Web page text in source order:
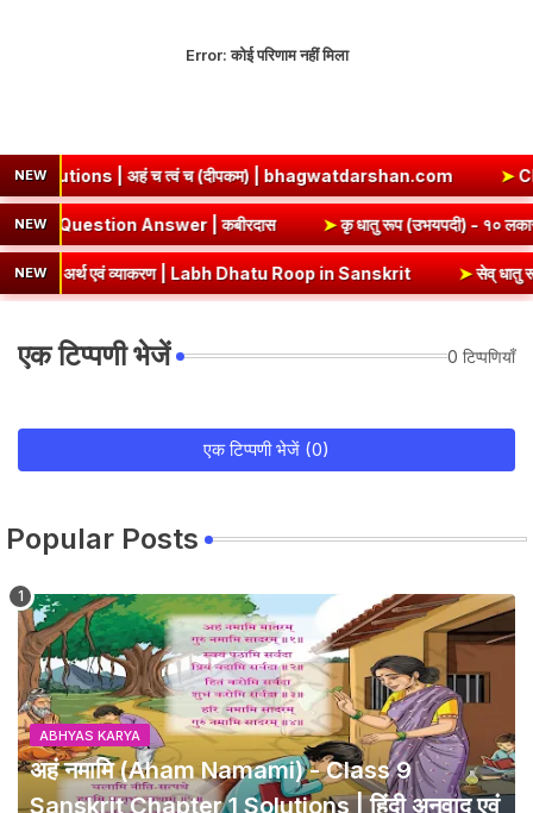
Error:कोई परिणाम नहीं मिला
NEW
च (दीपकम) | bhagwatdarshan.com ➤Class 6 Sanskrit
NEW 5 Summary & Question Answer | कबीरदास ➤कृ धातु
NEW | Labh Dhatu Roop in Sanskrit ➤सेव् धातु रूप - १० लकार,
एक टिप्पणी भेजें 0 टिप्पणियाँ
एक टिप्पणी भेजें (0)
Popular Posts
ABHYAS KARYA
अहं नमामि (Aham Namami) - Class 9
Sanskrit Chapter 1 Solutions | हिंदी अनुवाद एवं